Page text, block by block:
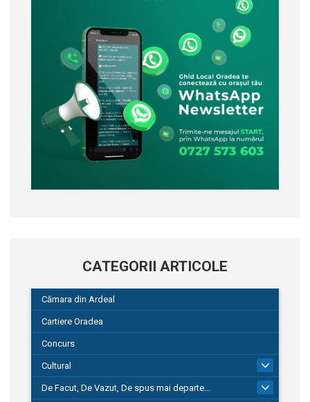
CATEGORII ARTICOLE
Cămara din Ardeal
Cartiere Oradea
Concurs
Cultural
De Facut, De Vazut, De spus mai departe…
580